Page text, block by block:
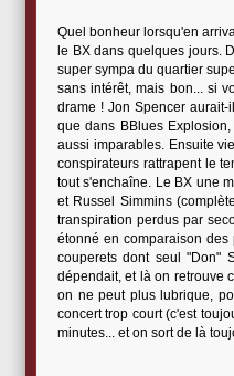
Quel bonheur lorsqu'en
le BX dans quelques jours.
super sympa du quartier
sans intérêt, mais bon... si
drame ! Jon Spencer
que dans BBlues
aussi imparables. Ensuite
conspirateurs rattrapent le
tout s'enchaîne. Le BX une
et Russel Simmins
transpiration perdus par
étonné en comparaison
couperets dont seul "Don"
dépendait, et là on retrouve
on ne peut plus lubrique,
concert trop court (c'est
minutes... et on sort de là